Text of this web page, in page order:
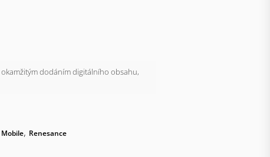
okamžitým dodáním digitálního obsahu,
, Renesance